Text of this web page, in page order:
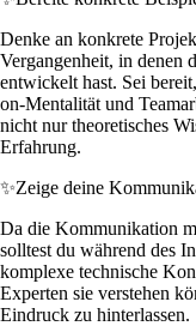
Denke an konkrete
Vergangenheit, in denen
entwickelt hast. Sei
on-Mentalität und
nicht nur theoretisches
Erfahrung.
✨Zeige deine
Da die Kommunikation
solltest du während des
komplexe technische
Experten sie verstehen
Eindruck zu hinterlassen.